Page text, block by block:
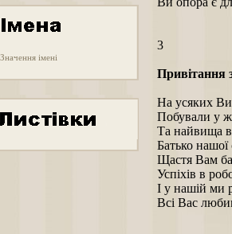
Значення імені
3
Привітання
Hа усяких
Побували у
Та найвища
Батько нашої
Щастя Вам
Успіхів в
І у нашій ми
Всі Вас